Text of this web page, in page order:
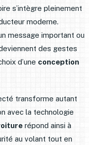
s’intègre pleinement
moderne.
message important ou
des gestes
d’une conception
transforme autant
avec la technologie
répond ainsi à
au volant tout en